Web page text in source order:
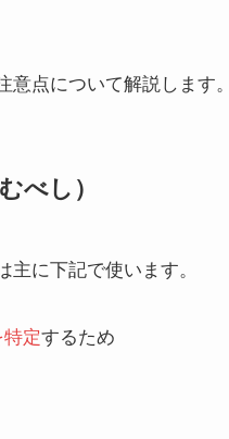
意点について解説します
べし）
に下記で使います。
定するため